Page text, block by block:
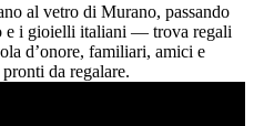
al vetro di Murano, passando
e i gioielli italiani — trova regali
d’onore, familiari, amici e
da regalare.